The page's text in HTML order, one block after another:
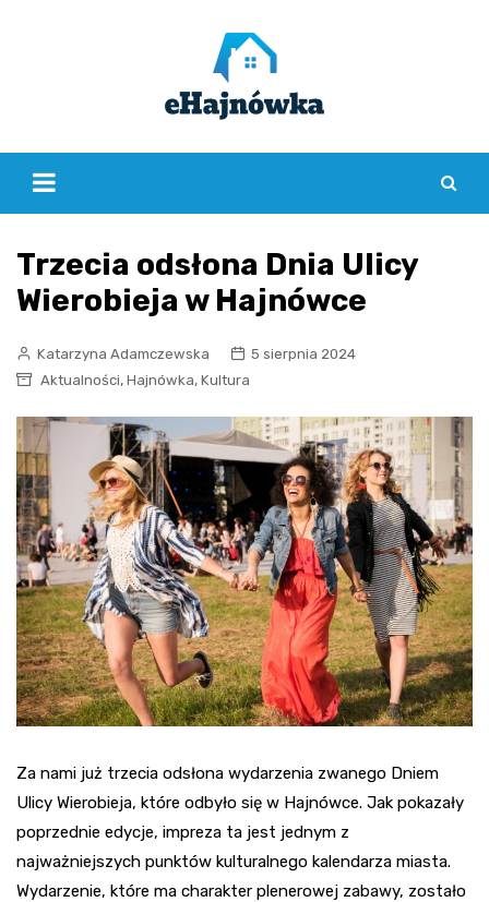
Trzecia odsłona Dnia Ulicy
Wierobieja w Hajnówce
Katarzyna Adamczewska
5 sierpnia 2024
Aktualności, Hajnówka, Kultura
Za nami już trzecia odsłona wydarzenia zwanego Dniem
Ulicy Wierobieja, które odbyło się w Hajnówce. Jak pokazały
poprzednie edycje, impreza ta jest jednym z
najważniejszych punktów kulturalnego kalendarza miasta.
Wydarzenie, które ma charakter plenerowej zabawy, zostało